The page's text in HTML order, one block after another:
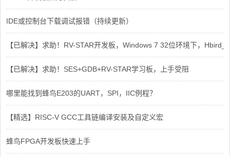
IDE或控制台下载调试报错（持续更新）
【已解决】求助！RV-STAR开发板，Windows 7 32位环境下，
【已解决】求助！SES+GDB+RV-STAR学习板，上手受阻
哪里能找到蜂鸟E203的UART，SPI，IIC例程？
【精选】RISC-V GCC工具链编译安装及自定义宏
蜂鸟FPGA开发板快速上手